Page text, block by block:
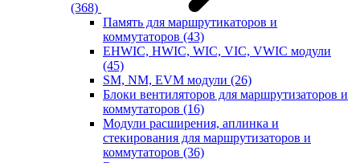
(368)
Память для маршрутикаторов и
коммутаторов (43)
EHWIC, HWIC, WIC, VIC, VWIC модули
(45)
SM, NM, EVM модули (26)
Блоки вентиляторов для маршрутизаторов и
коммутаторов (16)
Модули расширения, аплинка и
стекирования для маршрутизаторов и
коммутаторов (36)